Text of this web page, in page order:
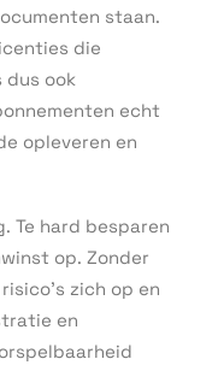
staan.
die
dus ook
echt
opleveren en
Te hard besparen
op. Zonder
zich op en
en